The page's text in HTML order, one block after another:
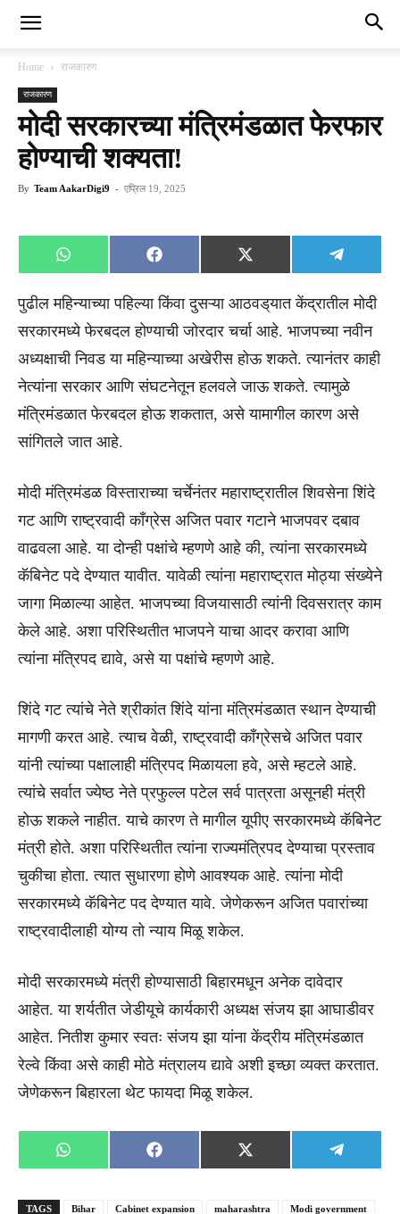
Home राजकारण
राजकारण
मोदी सरकारच्या मंत्रिमंडळात फेरफार
होण्याची शक्यता!
By Team AakarDigi9 - एप्रिल 19, 2025
Share
on
WhatsApp
Share
on
Facebook
Share
on
X
(Twitter)
Share
on
पुढील महिन्याच्या पहिल्या किंवा दुसऱ्या आठवड्‌यात केंद्रातील मोदी
सरकारमध्ये फेरबदल होण्याची जोरदार चर्चा आहे. भाजपच्या नवीन
अध्यक्षाची निवड या महिन्याच्या अखेरीस होऊ शकते. त्यानंतर काही
नेत्यांना सरकार आणि संघटनेतून हलवले जाऊ शकते. त्यामुळे
मंत्रिमंडळात फेरबदल होऊ शकतात, असे यामागील कारण असे
सांगितले जात आहे.
मोदी मंत्रिमंडळ विस्ताराच्या चर्चेनंतर महाराष्ट्रातील शिवसेना शिंदे
गट आणि राष्ट्रवादी काँग्रेस अजित पवार गटाने भाजपवर दबाव
वाढवला आहे. या दोन्ही पक्षांचे म्हणणे आहे की, त्यांना सरकारमध्ये
कॅबिनेट पदे देण्यात यावीत. यावेळी त्यांना महाराष्ट्रात मोठ्या संख्येने
जागा मिळाल्या आहेत. भाजपच्या विजयासाठी त्यांनी दिवसरात्र काम
केले आहे. अशा परिस्थितीत भाजपने याचा आदर करावा आणि
त्यांना मंत्रिपद द्यावे, असे या पक्षांचे म्हणणे आहे.
शिंदे गट त्यांचे नेते श्रीकांत शिंदे यांना मंत्रिमंडळात स्थान देण्याची
मागणी करत आहे. त्याच वेळी, राष्ट्रवादी काँग्रेसचे अजित पवार
यांनी त्यांच्या पक्षालाही मंत्रिपद मिळायला हवे, असे म्हटले आहे.
त्यांचे सर्वात ज्येष्ठ नेते प्रफुल्ल पटेल सर्व पात्रता असूनही मंत्री
होऊ शकले नाहीत. याचे कारण ते मागील यूपीए सरकारमध्ये कॅबिनेट
मंत्री होते. अशा परिस्थितीत त्यांना राज्यमंत्रिपद देण्याचा प्रस्ताव
चुकीचा होता. त्यात सुधारणा होणे आवश्यक आहे. त्यांना मोदी
सरकारमध्ये कॅबिनेट पद देण्यात यावे. जेणेकरून अजित पवारांच्या
राष्ट्रवादीलाही योग्य तो न्याय मिळू शकेल.
मोदी सरकारमध्ये मंत्री होण्यासाठी बिहारमधून अनेक दावेदार
आहेत. या शर्यतीत जेडीयूचे कार्यकारी अध्यक्ष संजय झा आघाडीवर
आहेत. नितीश कुमार स्वतः संजय झा यांना केंद्रीय मंत्रिमंडळात
रेल्वे किंवा असे काही मोठे मंत्रालय द्यावे अशी इच्छा व्यक्त करतात.
जेणेकरून बिहारला थेट फायदा मिळू शकेल.
Share
on
WhatsApp
Share
on
Facebook
Share
on
X
(Twitter)
Share
on
TAGS Bihar Cabinet expansion maharashtra
Modi government